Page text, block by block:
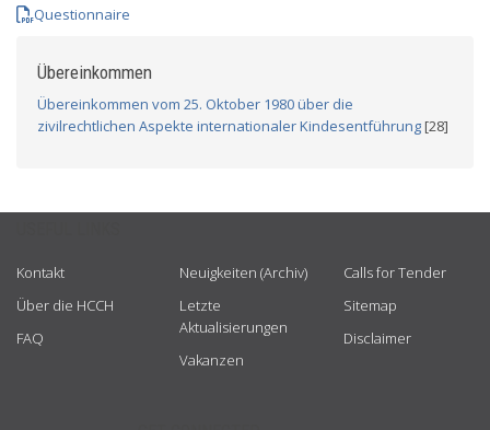
Questionnaire
Übereinkommen
Übereinkommen vom 25. Oktober 1980 über die
zivilrechtlichen Aspekte internationaler Kindesentführung[28]
Kontakt
Über die HCCH
FAQ
Neuigkeiten (Archiv)
Letzte
Aktualisierungen
Vakanzen
Calls for Tender
Sitemap
Disclaimer